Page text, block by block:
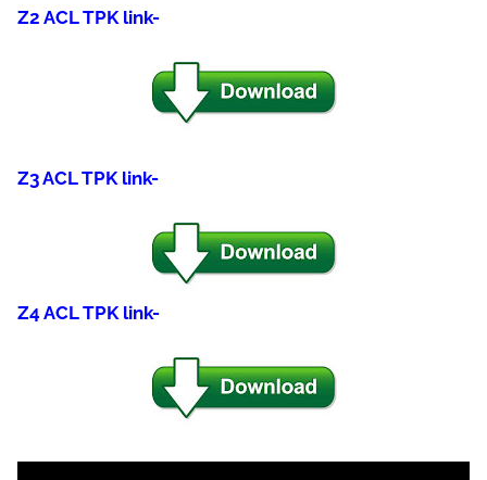
Z2 ACL TPK link-
Z3 ACL TPK link-
Z4 ACL TPK link-